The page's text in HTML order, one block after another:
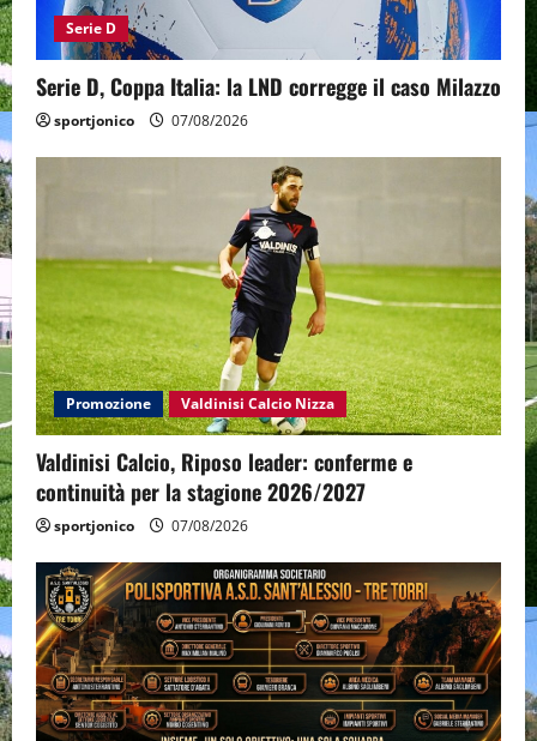
Serie D
Serie D, Coppa Italia: la LND corregge il caso Milazzo
sportjonico 07/08/2026
Promozione Valdinisi Calcio Nizza
Valdinisi Calcio, Riposo leader: conferme e
continuità per la stagione 2026/2027
sportjonico 07/08/2026